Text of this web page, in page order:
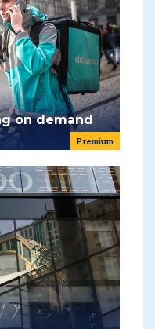
Premium
on demand